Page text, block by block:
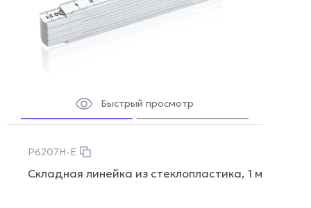
Быстрый просмотр
P6207H-E
Складная линейка из стеклопластика, 1 м